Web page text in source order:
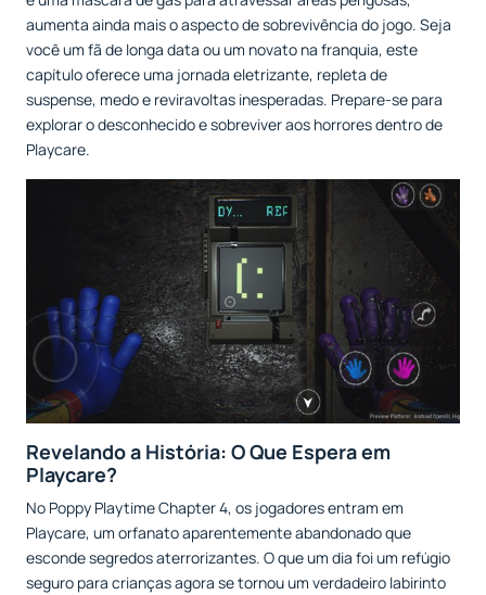
aumenta ainda mais o aspecto de sobrevivência do jogo. Seja
você um fã de longa data ou um novato na franquia, este
capítulo oferece uma jornada eletrizante, repleta de
suspense, medo e reviravoltas inesperadas. Prepare-se para
explorar o desconhecido e sobreviver aos horrores dentro de
Playcare.
Revelando a História: O Que Espera em
Playcare?
No Poppy Playtime Chapter 4, os jogadores entram em
Playcare, um orfanato aparentemente abandonado que
esconde segredos aterrorizantes. O que um dia foi um refúgio
seguro para crianças agora se tornou um verdadeiro labirinto